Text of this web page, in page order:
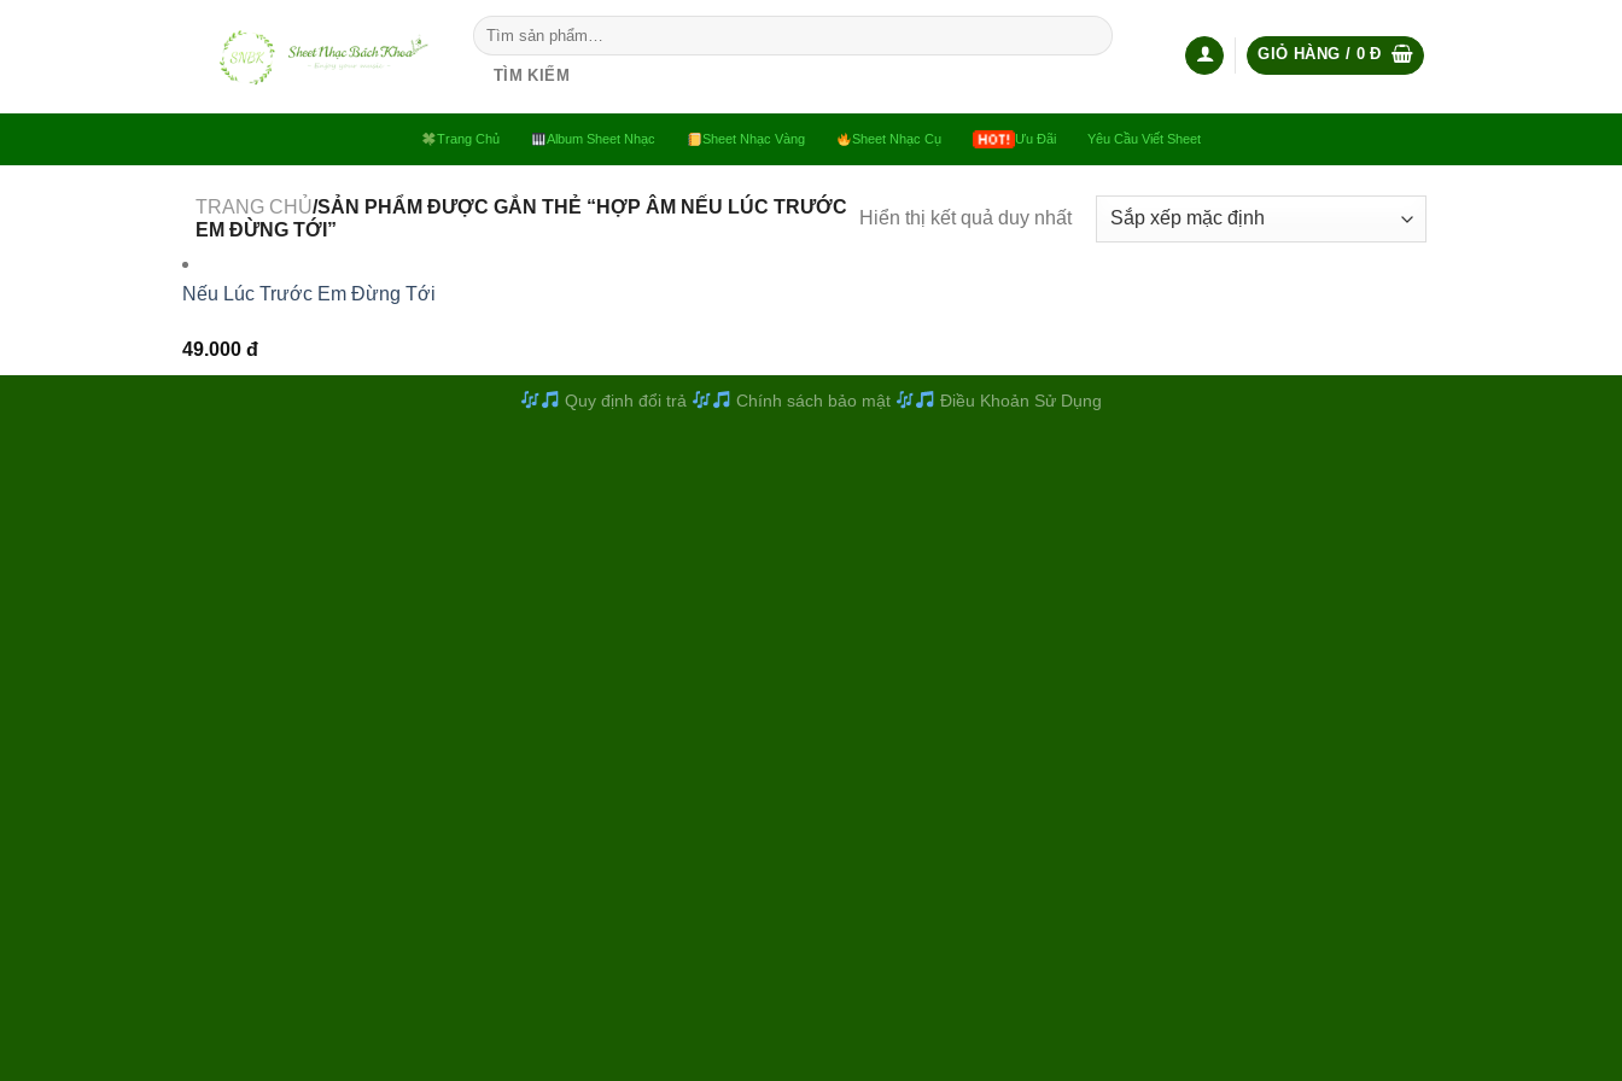
Tìm
kiếm:
TÌM KIẾM
GIỎ HÀNG / 0Đ
Trang Chủ Album Sheet Nhạc Sheet Nhạc Vàng Sheet Nhạc Cụ Ưu Đãi Yêu Cầu Viết Sheet
TRANG CHỦ/SẢN PHẨM ĐƯỢC GẮN THẺ “HỢP ÂM NẾU LÚC TRƯỚC
EM ĐỪNG TỚI”
Hiển thị kết quả duy nhất
Nếu Lúc Trước Em Đừng Tới
49.000 đ
Quy định đổi trả Chính sách bảo mật Điều Khoản Sử Dụng